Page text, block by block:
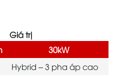
Giá trị
30kW
Hybrid – 3 pha áp cao